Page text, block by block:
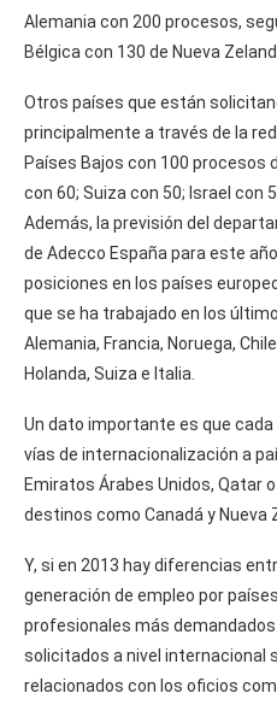
Alemania con 200 procesos,
Bélgica con 130 de Nueva
Otros países que están
principalmente a través de la
Países Bajos con 100 procesos
con 60; Suiza con 50; Israel con
Además, la previsión del
de Adecco España para este
posiciones en los países
que se ha trabajado en los
Alemania, Francia, Noruega,
Holanda, Suiza e Italia.
Un dato importante es que
vías de internacionalización a
Emiratos Árabes Unidos, Qatar
destinos como Canadá y Nueva
Y, si en 2013 hay diferencias
generación de empleo por
profesionales más
solicitados a nivel internacional
relacionados con los oficios